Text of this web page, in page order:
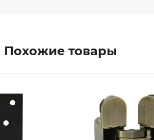
Похожие товары